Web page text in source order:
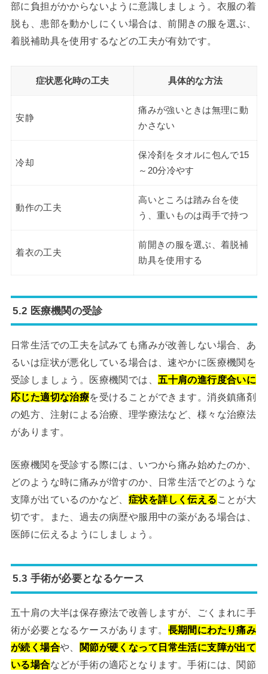
部に負担がかからないように意識しましょう。衣服の着
脱も、患部を動かしにくい場合は、前開きの服を選ぶ、
着脱補助具を使用するなどの工夫が有効です。
症状悪化時の工夫 具体的な方法
安静
痛みが強いときは無理に動
かさない
冷却
保冷剤をタオルに包んで15
～20分冷やす
動作の工夫
高いところは踏み台を使
う、重いものは両手で持つ
着衣の工夫
前開きの服を選ぶ、着脱補
助具を使用する
5.2 医療機関の受診
日常生活での工夫を試みても痛みが改善しない場合、あ
るいは症状が悪化している場合は、速やかに医療機関を
受診しましょう。医療機関では、 五十肩の進行度合いに
応じた適切な治療を受けることができます。消炎鎮痛剤
の処方、注射による治療、理学療法など、様々な治療法
があります。
医療機関を受診する際には、いつから痛み始めたのか、
どのような時に痛みが増すのか、日常生活でどのような
支障が出ているのかなど、 症状を詳しく伝える ことが大
切です。また、過去の病歴や服用中の薬がある場合は、
医師に伝えるようにしましょう。
5.3 手術が必要となるケース
五十肩の大半は保存療法で改善しますが、ごくまれに手
術が必要となるケースがあります。 長期間にわたり痛み
が続く場合や、
関節が硬くなって日常生活に支障が出て
いる場合などが手術の適応となります。手術には、関節